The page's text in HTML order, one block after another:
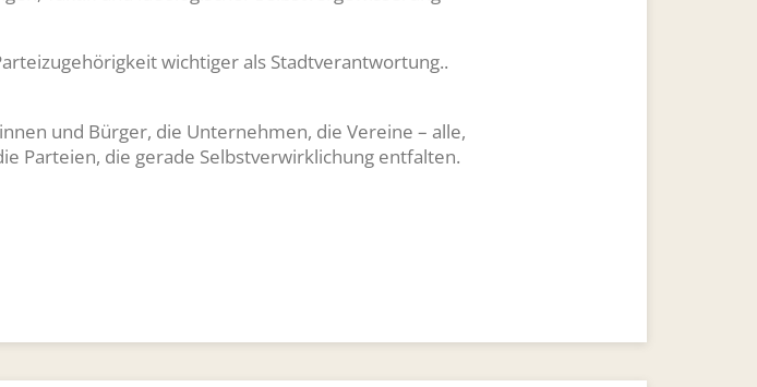
wichtiger als Stadtverantwortung..
und Bürger, die Unternehmen, die Vereine – alle,
Parteien, die gerade Selbstverwirklichung entfalten.